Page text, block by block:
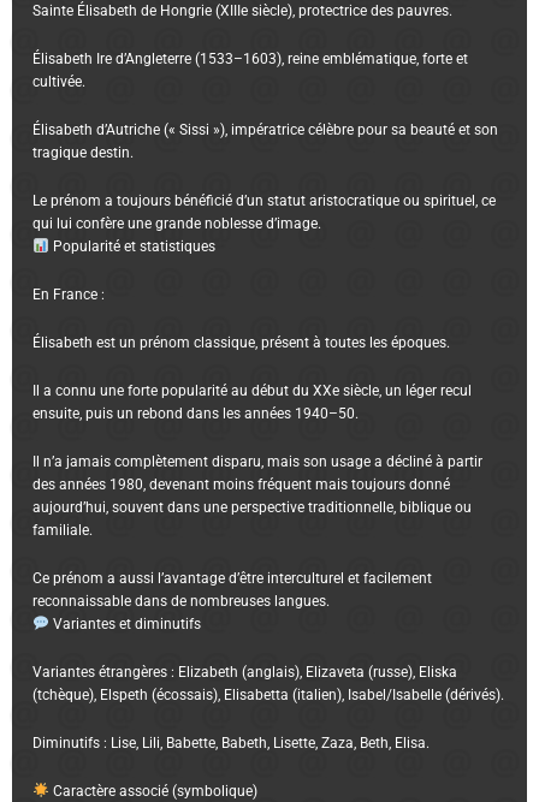
Sainte Élisabeth de Hongrie (XIIIe siècle), protectrice des pauvres.
Élisabeth Ire d’Angleterre (1533–1603), reine emblématique, forte et
cultivée.
Élisabeth d’Autriche (« Sissi »), impératrice célèbre pour sa beauté et son
tragique destin.
Le prénom a toujours bénéficié d’un statut aristocratique ou spirituel, ce
qui lui confère une grande noblesse d’image.
Popularité et statistiques
En France :
Élisabeth est un prénom classique, présent à toutes les époques.
Il a connu une forte popularité au début du XXe siècle, un léger recul
ensuite, puis un rebond dans les années 1940–50.
Il n’a jamais complètement disparu, mais son usage a décliné à partir
des années 1980, devenant moins fréquent mais toujours donné
aujourd’hui, souvent dans une perspective traditionnelle, biblique ou
familiale.
Ce prénom a aussi l’avantage d’être interculturel et facilement
reconnaissable dans de nombreuses langues.
Variantes et diminutifs
Variantes étrangères : Elizabeth (anglais), Elizaveta (russe), Eliska
(tchèque), Elspeth (écossais), Elisabetta (italien), Isabel/Isabelle (dérivés).
Diminutifs : Lise, Lili, Babette, Babeth, Lisette, Zaza, Beth, Elisa.
Caractère associé (symbolique)